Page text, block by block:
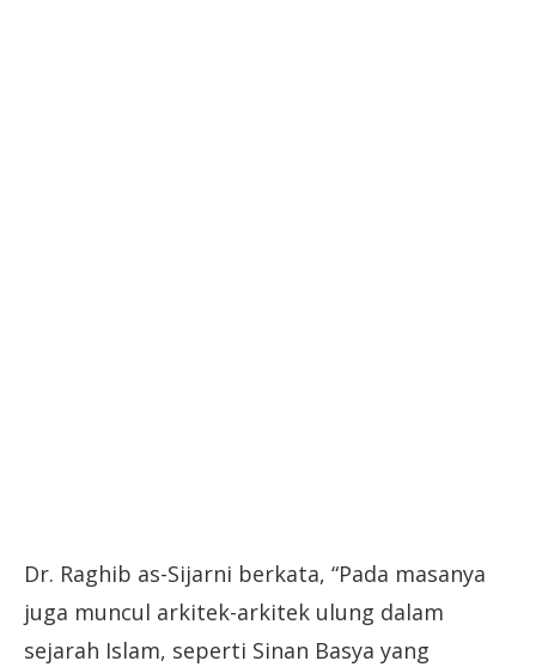
Dr. Raghib as-Sijarni berkata, “Pada masanya
juga muncul arkitek-arkitek ulung dalam
sejarah Islam, seperti Sinan Basya yang